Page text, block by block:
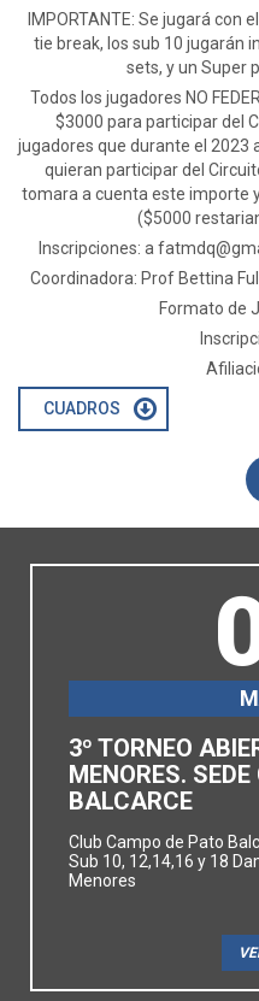
IMPORTANTE: Se jugará con
tie break, los sub 10 jugarán
sets, y un Super
Todos los jugadores NO
$3000 para participar del
jugadores que durante el 2023
quieran participar del
tomara a cuenta este importe
($5000
Inscripciones: a
Coordinadora: Prof Bettina
Formato de
CUADROS
3º TORNEO
MENORES.
BALCARCE
Club Campo de Pato
Sub 10, 12,14,16 y 18
Menores